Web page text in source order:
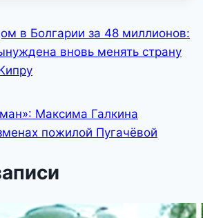
в Болгарии за 48 миллионов:
вновь менять страну
Максима Галкина
пожилой Пугачёвой